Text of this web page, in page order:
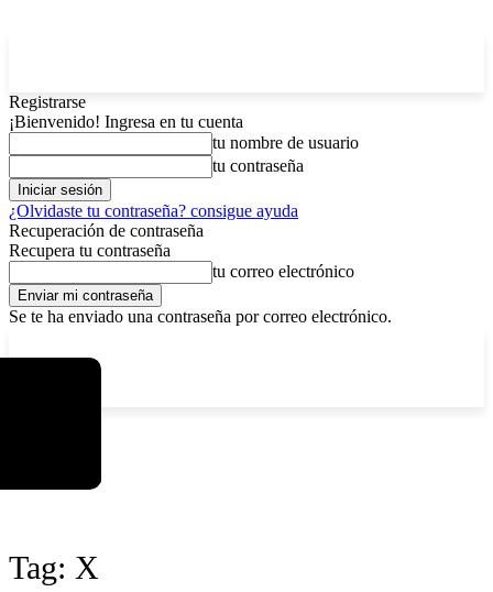
Registrarse
¡Bienvenido! Ingresa en tu cuenta
tu nombre de usuario
tu contraseña
¿Olvidaste tu contraseña? consigue ayuda
Recuperación de contraseña
Recupera tu contraseña
tu correo electrónico
Se te ha enviado una contraseña por correo electrónico.
Tag: X